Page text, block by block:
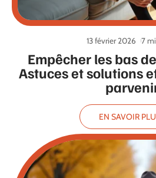
Empêcher les bas
Astuces et solutions
13 février 2026 7
EN SAVOIR